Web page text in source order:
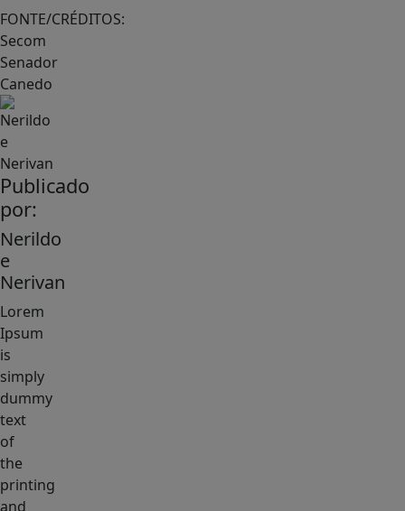
FONTE/CRÉDITOS:
Secom
Senador
Canedo
Publicado
por:
Nerildo
e
Nerivan
Lorem
Ipsum
is
simply
dummy
text
of
the
printing
and